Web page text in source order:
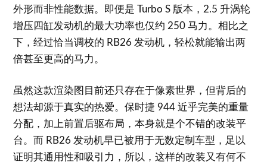
外形而非性能数据。即便是 Turbo S 版本，2.5 升涡轮
增压四缸发动机的最大功率也仅约 250 马力。相比之
下，经过恰当调校的 RB26 发动机，轻松就能输出两
倍甚至更高的马力。
虽然这款渲染图目前还只存在于像素世界，但背后的
想法却源于真实的热爱。保时捷 944 近乎完美的重量
分配，加上前置后驱布局，本身就是个不错的改装平
台。而 RB26 发动机早已被用于无数定制车型，足以
证明其通用性和吸引力，所以，这样的改装又有何不